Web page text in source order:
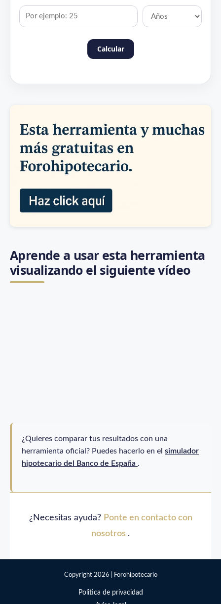
Calcular
Aprende a usar esta herramienta
visualizando el siguiente vídeo
¿Quieres comparar tus resultados con una
herramienta oficial? Puedes hacerlo en el simulador
hipotecario del Banco de España .
¿Necesitas ayuda? Ponte en contacto con
nosotros .
Copyright 2026 | Forohipotecario
Politica de privacidad